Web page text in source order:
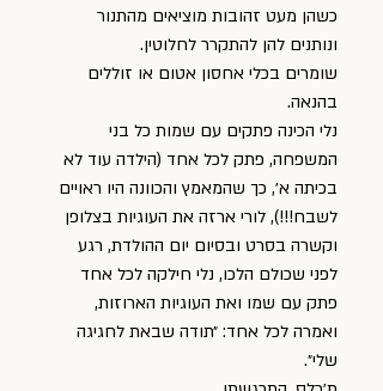
כשהן מעט זהובות מוציאים מהתנור
ונותנים להן להתקרר לחלוטין.
שומרים בכלי אחסון אטום או זוללים
בהנאה.
נלי הכינה פתקים עם שמות כל בני
המשפחה, פתק לכל אחד (הילדה עוד לא
בכיתה א׳, כך שהמאמץ והכוונה היו ראויים
לשבח!!!), לורי ארזה את העוגיות בצלופן
וקשרה בסרט ובסיום יום ההולדת, רגע
לפני שכולם הלכו, נלי חילקה לכל אחד
פתק עם שמו ואת העוגיות הארוזות,
ואמרה לכל אחד: ״תודה שבאת לחגיגה
שלי״.